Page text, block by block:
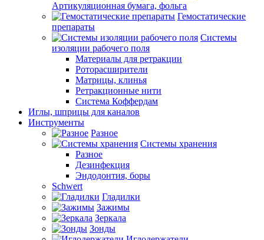
Артикуляционная бумага, фольга
Гемостатические
препараты
Системы
изоляции рабочего поля
Материалы для ретракции
Роторасширители
Матрицы, клинья
Ретракционные нити
Система Коффердам
Иглы, шприцы для каналов
Инструменты
Разное
Системы хранения
Разное
Дезинфекция
Эндодонтия, боры
Schwert
Гладилки
Зажимы
Зеркала
Зонды